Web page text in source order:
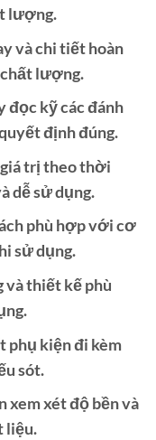
lượng.
và chi tiết hoàn
lượng.
đọc kỹ các đánh
định đúng.
giá trị theo thời
dễ sử dụng.
phù hợp với cơ
sử dụng.
và thiết kế phù
phụ kiện đi kèm
sót.
xem xét độ bền và
liệu.